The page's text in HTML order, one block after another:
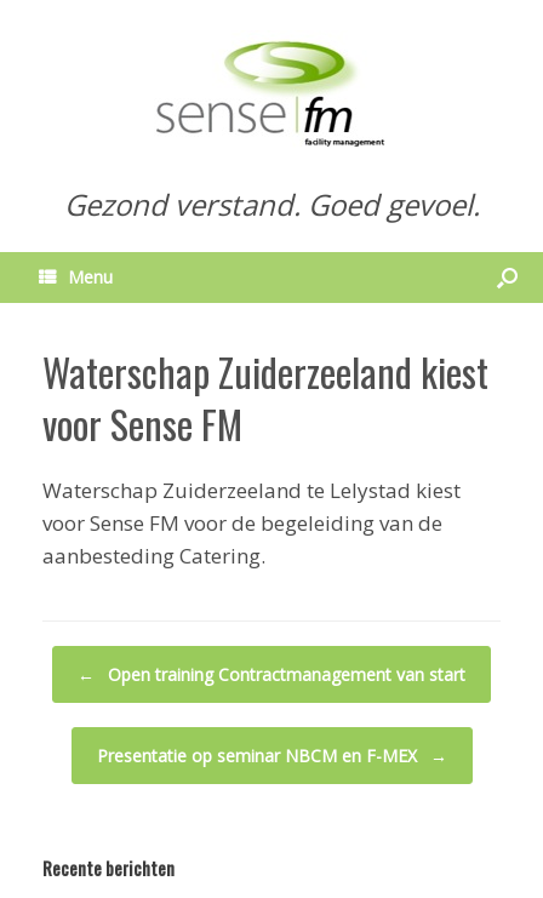
Gezond verstand. Goed gevoel.
Menu
Waterschap Zuiderzeeland kiest
voor Sense FM
Waterschap Zuiderzeeland te Lelystad kiest
voor Sense FM voor de begeleiding van de
aanbesteding Catering.
← Open training Contractmanagement van start
Presentatie op seminar NBCM en F-MEX →
Recente berichten